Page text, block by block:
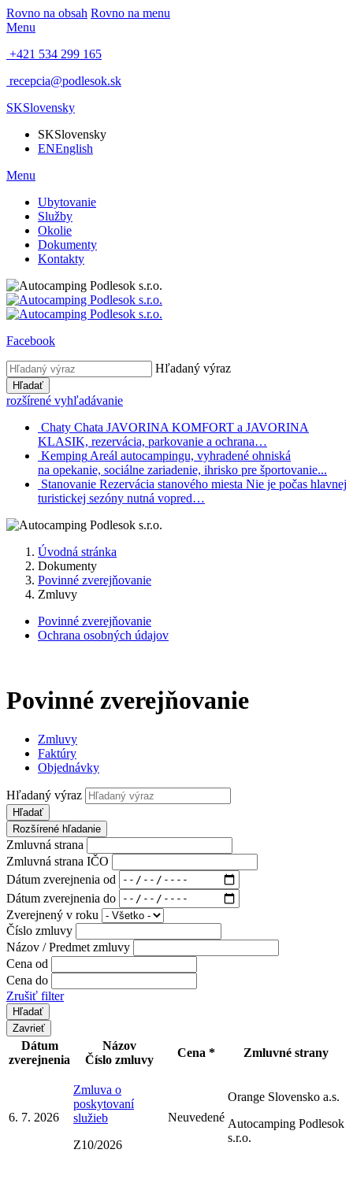
Rovno na obsah Rovno na menu
Menu
+421 534 299 165
recepcia@podlesok.sk
SKSlovensky
SKSlovensky
ENEnglish
Menu
Ubytovanie
Služby
Okolie
Dokumenty
Kontakty
Facebook
Hľadaný výraz
Hľadať
rozšírené vyhľadávanie
Chaty Chata JAVORINA KOMFORT a JAVORINA
KLASIK, rezervácia, parkovanie a ochrana…
Kemping Areál autocampingu, vyhradené ohniská
na opekanie, sociálne zariadenie, ihrisko pre športovanie...
Stanovanie Rezervácia stanového miesta Nie je počas hlavnej
turistickej sezóny nutná vopred…
Úvodná stránka
Dokumenty
Povinné zverejňovanie
Zmluvy
Povinné zverejňovanie
Ochrana osobných údajov
Povinné zverejňovanie
Zmluvy
Faktúry
Objednávky
Hľadaný výraz
Hľadať
Rozšírené hľadanie
Zmluvná strana
Zmluvná strana IČO
Dátum zverejnenia od
Dátum zverejnenia do
Zverejnený v roku
Číslo zmluvy
Názov / Predmet zmluvy
Cena od
Cena do
Zrušiť filter
Zavrieť
Dátum
zverejnenia
Názov
Číslo zmluvy
Cena * Zmluvné strany
6. 7. 2026
Zmluva o
poskytovaní
služieb
Z10/2026
Neuvedené
Orange Slovensko a.s.
Autocamping Podlesok
s.r.o.